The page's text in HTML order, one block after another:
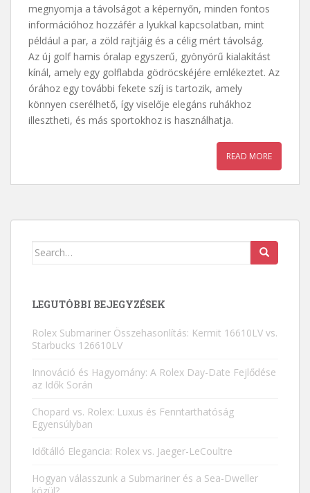
megnyomja a távolságot a képernyőn, minden fontos
információhoz hozzáfér a lyukkal kapcsolatban, mint
például a par, a zöld rajtjáig és a célig mért távolság.
Az új golf hamis óralap egyszerű, gyönyörű kialakítást
kínál, amely egy golflabda gödröcskéjére emlékeztet. Az
órához egy további fekete szíj is tartozik, amely
könnyen cserélhető, így viselője elegáns ruhákhoz
illesztheti, és más sportokhoz is használhatja.
READ MORE
Search for:
LEGUTÓBBI BEJEGYZÉSEK
Rolex Submariner Összehasonlítás: Kermit 16610LV vs.
Starbucks 126610LV
Innováció és Hagyomány: A Rolex Day-Date Fejlődése
az Idők Során
Chopard vs. Rolex: Luxus és Fenntarthatóság
Egyensúlyban
Időtálló Elegancia: Rolex vs. Jaeger-LeCoultre
Hogyan válasszunk a Submariner és a Sea-Dweller
közül?